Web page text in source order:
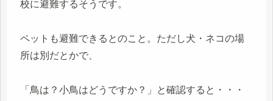
校に避難するそうです。
ペットも避難できるとのこと。ただし犬・ネコの場
所は別だとかで、
「鳥は？小鳥はどうですか？」と確認すると・・・